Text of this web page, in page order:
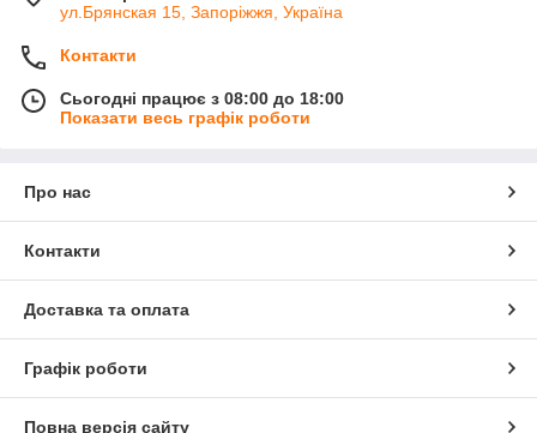
ул.Брянская 15, Запоріжжя, Україна
Контакти
Сьогодні працює з 08:00 до 18:00
Показати весь графік роботи
Про нас
Контакти
Доставка та оплата
Графік роботи
Повна версія сайту